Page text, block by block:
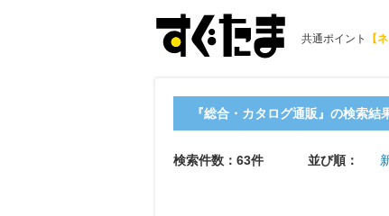
共通ポイント 【
『総合・カタログ通販』の検索結
検索件数：63件 並び順：